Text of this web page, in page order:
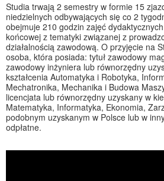
Studia trwają 2 semestry w formie 15
niedzielnych odbywających się co 2
obejmuje 210 godzin zajęć
końcowej z tematyki związanej z
działalnością zawodową. O przyjęcie na
osoba, która posiada: tytuł zawodowy
zawodowy inżyniera lub równorzędny
kształcenia Automatyka i Robotyka,
Mechatronika, Mechanika i Budowa
licencjata lub równorzędny uzyskany w
Matematyka, Informatyka, Ekonomia,
podobnym uzyskanym w Polsce lub w
odpłatne.